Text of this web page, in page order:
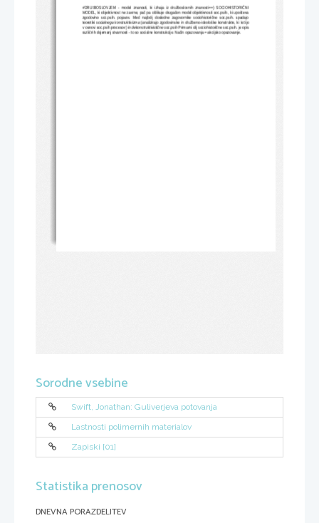
#DRU BOSLOVJEM   -   model   znanosti,   ki   izhaja   iz   družboslovnih   znanosti==)   SOCIOHISTORIČNI
MODEL, ki objektivnost ne zavrne, pač pa oblikuje drugačen model objektivnosti soc.psih., ki upošteva
zgodovino   soc.psih.   pojavov.   Med   najbolj   dosledne   zagovornike   sociohistorične   soc.psih.   spadajo
teoretiki socialnega konstruktivizma (analizirajo zgodovinske in družbeno-ideološke konstrukte, ki le ijo
v osnovi soc.psih.procesov) in dekonstruktivistične soc.psih Primarni cilj sociohistorične soc.psih. je opis
različnih dojemanj stvarnosti - to so socialne konstrukcije. Način opazovanja = akcijsko opazovanje.
Sorodne vsebine
Swift, Jonathan: Guliverjeva potovanja
Lastnosti polimernih materialov
Zapiski [01]
Statistika prenosov
DNEVNA PORAZDELITEV